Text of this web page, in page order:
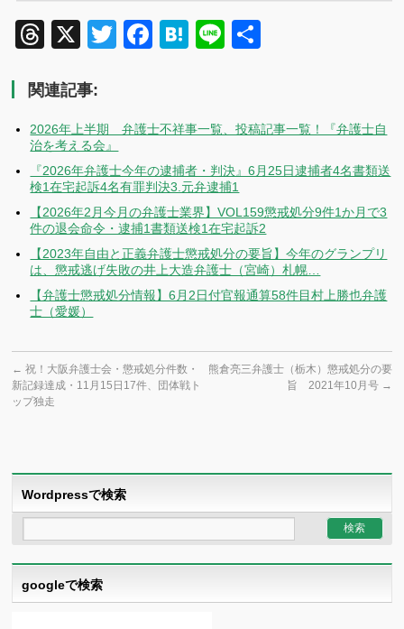
Threads
X TwitterFacebook
Hatena
Line
関連記事:
2026年上半期 弁護士不祥事一覧、投稿記事一覧！『弁護士自
治を考える会』
『2026年弁護士今年の逮捕者・判決』6月25日逮捕者4名書類送
検1在宅起訴4名有罪判決3.元弁逮捕1
【2026年2月今月の弁護士業界】VOL159懲戒処分9件1か月で3
件の退会命令・逮捕1書類送検1在宅起訴2
【2023年自由と正義弁護士懲戒処分の要旨】今年のグランプリ
は、懲戒逃げ失敗の井上大造弁護士（宮崎）札幌…
【弁護士懲戒処分情報】6月2日付官報通算58件目村上勝也弁護
士（愛媛）
← 祝！大阪弁護士会・懲戒処分件数・
新記録達成・11月15日17件、団体戦ト
ップ独走
熊倉亮三弁護士（栃木）懲戒処分の要
旨 2021年10月号 →
Wordpressで検索
googleで検索